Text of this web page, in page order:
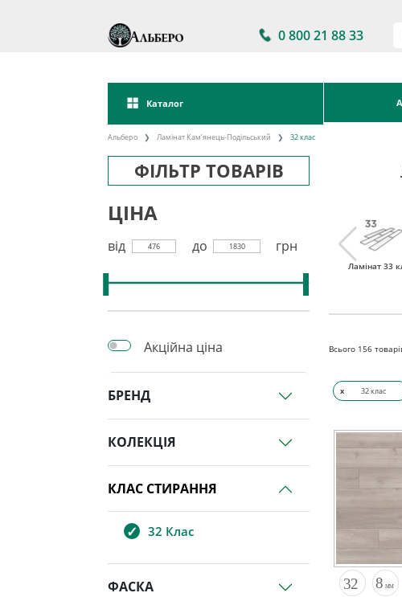
0 800 21 88 33
Каталог
Альберо Ламінат Кам’янець-Подільський 32 клас
ФІЛЬТР ТОВАРІВ
ЦІНА
від 476 до 1830 грн
Акційна ціна
БРЕНД
КОЛЕКЦІЯ
КЛАС СТИРАННЯ
32 Клас
ФАСКА
Ламінат 32 клас
Ламінат 33
Всього 156
x 32 клас